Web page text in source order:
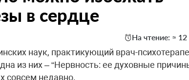
в сердце
На чтение: ≈
наук, практикующий врач-
из них – “Нервность: ее духовные
совсем недавно.